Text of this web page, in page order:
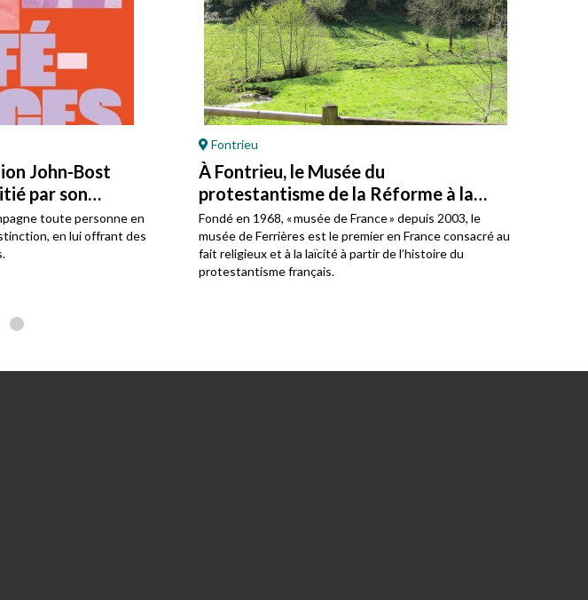
John-Bost
par son
toute personne en
en lui offrant des
Fontrieu
À Fontrieu, le Musée du
protestantisme de la Réforme à la
laïcité
Fondé en 1968, « musée de France » depuis 2003, le
musée de Ferrières est le premier en France consacré au
fait religieux et à la laïcité à partir de l’histoire du
protestantisme français.